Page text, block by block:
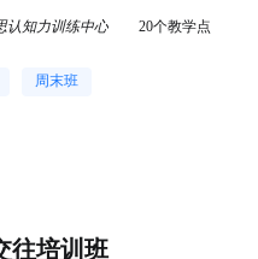
认知力训练中心 20个教学点
周末班
往培训班